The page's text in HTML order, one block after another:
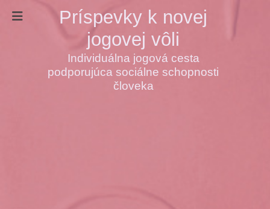
Príspevky k novej
jogovej vôli
Individuálna jogová cesta
podporujúca sociálne schopnosti
človeka